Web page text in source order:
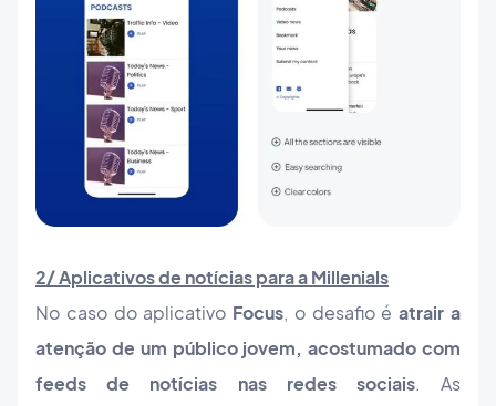
2/ Aplicativos de notícias para a Millenials
No caso do aplicativo Focus, o desafio éatrair a
atenção de um público jovem, acostumado com
feeds de notícias nas redes sociais. As